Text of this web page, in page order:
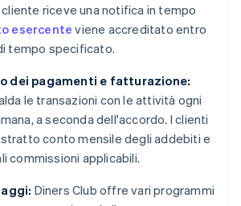
cliente riceve una notifica in tempo
esercente viene accreditato entro
tempo specificato.
dei pagamenti e fatturazione:
le transazioni con le attività ogni
a seconda dell'accordo. I clienti
conto mensile degli addebiti e
commissioni applicabili.
Diners Club offre vari programmi